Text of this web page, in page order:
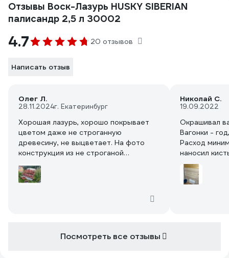
Отзывы Воск-Лазурь HUSKY SIBERIAN
палисандр 2,5 л 30002
4.7 20 отзывов
Написать отзыв
Олег Л.
28.11.2024г. Екатеринбург
Хорошая лазурь, хорошо покрывает
цветом даже не строганную
древесину, не выцветает. На фото
конструкция из не строганой
древесины естественной влажности
покрашена на 1 слой.
Николай С.
19.09.2022
Окрашивал
Вагонки -
Расход
наносил
думает не
Качеством
Посмотреть все отзывы